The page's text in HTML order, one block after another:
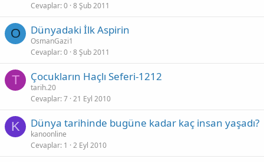
Cevaplar 0 8 Şub 2011
O Dünyadaki İlk Aspirin
OsmanGazi1
Cevaplar 0 8 Şub 2011
T Çocukların Haçlı Seferi-1212
tarih.20
Cevaplar 7 21 Eyl 2010
K Dünya tarihinde bugüne kadar kaç insan yaşadı?
kanoonline
Cevaplar 1 2 Eyl 2010